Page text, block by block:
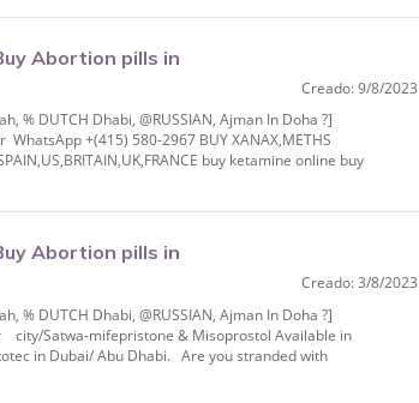
Abortion pills in
Ajman In Do
Creado: 9/8/2023
% DUTCH Dhabi, @RUSSIAN, Ajman In Doha ?]
+(415) 580-2967 BUY XANAX,METHS
buy ketamine online buy
Abortion pills in
Ajman In Do
Creado: 3/8/2023
% DUTCH Dhabi, @RUSSIAN, Ajman In Doha ?]
city/Satwa-mifepristone & Misoprostol Available in
in Dubai/ Abu Dhabi. Are you stranded with